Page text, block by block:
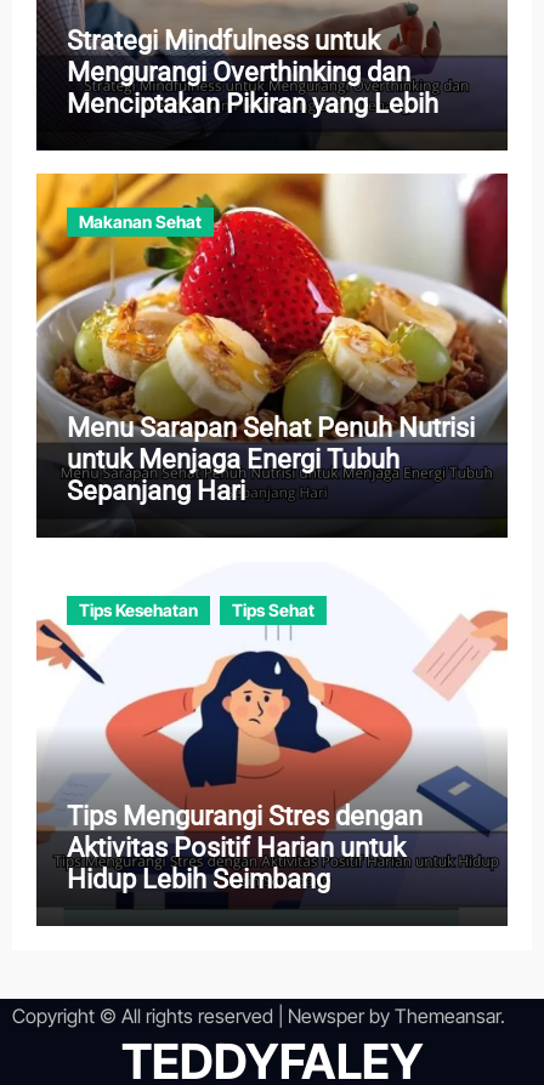
Strategi Mindfulness untuk
Mengurangi Overthinking dan
Menciptakan Pikiran yang Lebih
Makanan Sehat
Menu Sarapan Sehat Penuh Nutrisi
untuk Menjaga Energi Tubuh
Sepanjang Hari
Tips Kesehatan Tips Sehat
Tips Mengurangi Stres dengan
Aktivitas Positif Harian untuk
Hidup Lebih Seimbang
Copyright © All rights reserved Newsperby Themeansar.
TEDDYFALEY